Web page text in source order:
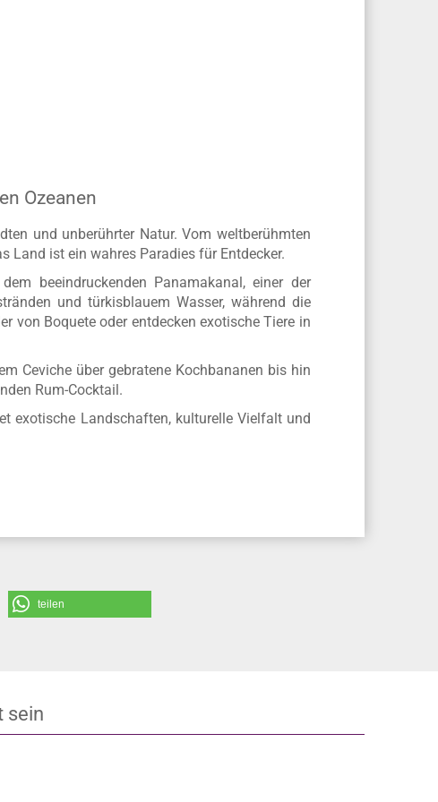
Ozeanen
und unberührter Natur. Vom weltberühmten
Land ist ein wahres Paradies für Entdecker.
beeindruckenden Panamakanal, einer der
und türkisblauem Wasser, während die
von Boquete oder entdecken exotische Tiere in
Ceviche über gebratene Kochbananen bis hin
Rum-Cocktail.
exotische Landschaften, kulturelle Vielfalt und
teilen
sein